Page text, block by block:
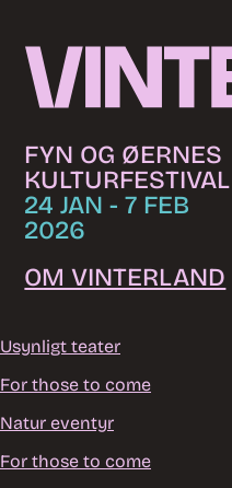
FYN OG ØERNES
24 JAN - 7 FEB
2026
OM VINTERLAND
Usynligt teater
For those to come
Natur eventyr
For those to come